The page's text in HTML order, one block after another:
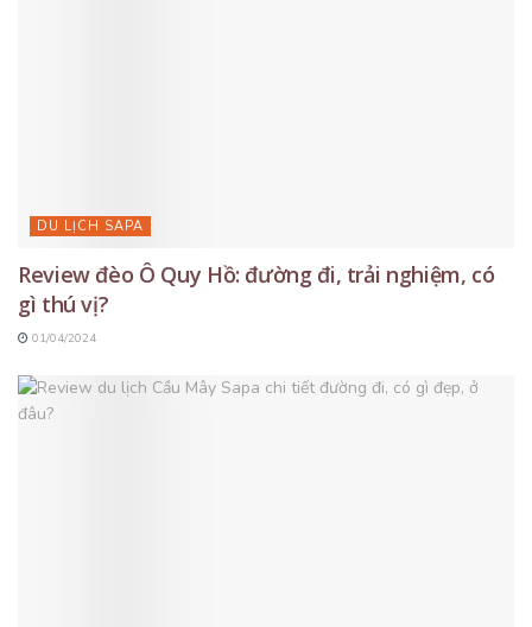
DU LỊCH SAPA
Review đèo Ô Quy Hồ: đường đi, trải nghiệm, có
gì thú vị?
01/04/2024